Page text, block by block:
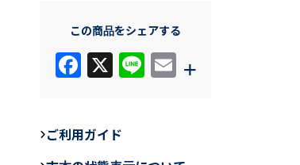
この商品をシェアする
F
a
e
X Li
n
E
+
ご利用ガイド